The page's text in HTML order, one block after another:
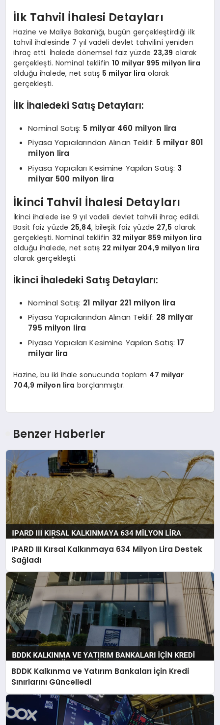
İlk Tahvil İhalesi Detayları
Hazine ve Maliye Bakanlığı, bugün gerçekleştirdiği ilk
tahvil ihalesinde 7 yıl vadeli devlet tahvilini yeniden
ihraç etti. İhalede dönemsel faiz yüzde 23,39 olarak
gerçekleşti. Nominal teklifin 10 milyar 995 milyon lira
olduğu ihalede, net satış 5 milyar lira olarak
gerçekleşti.
İlk İhaledeki Satış Detayları:
Nominal Satış: 5 milyar 460 milyon lira
Piyasa Yapıcılarından Alınan Teklif: 5 milyar 801
milyon lira
Piyasa Yapıcıları Kesimine Yapılan Satış: 3
milyar 500 milyon lira
İkinci Tahvil İhalesi Detayları
İkinci ihalede ise 9 yıl vadeli devlet tahvili ihraç edildi.
Basit faiz yüzde 25,84, bileşik faiz yüzde 27,5 olarak
gerçekleşti. Nominal teklifin 32 milyar 859 milyon lira
olduğu ihalede, net satış 22 milyar 204,9 milyon lira
olarak gerçekleşti.
İkinci İhaledeki Satış Detayları:
Nominal Satış: 21 milyar 221 milyon lira
Piyasa Yapıcılarından Alınan Teklif: 28 milyar
795 milyon lira
Piyasa Yapıcıları Kesimine Yapılan Satış:17
milyar lira
Hazine, bu iki ihale sonucunda toplam 47 milyar
704,9 milyon lira borçlanmıştır.
Benzer Haberler
IPARD III Kırsal Kalkınmaya 634 Milyon Lira Destek
Sağladı
BDDK Kalkınma ve Yatırım Bankaları İçin Kredi
Sınırlarını Güncelledi